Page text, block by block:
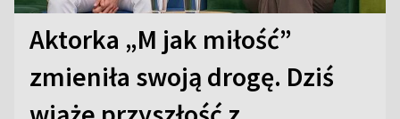
Aktorka „M jak miłość”
zmieniła swoją drogę. Dziś